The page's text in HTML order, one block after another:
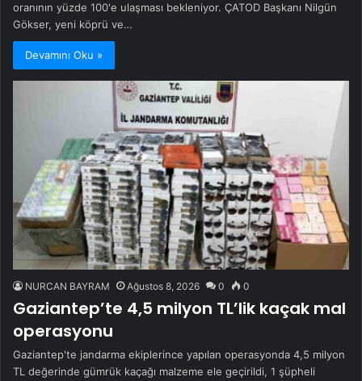
oranının yüzde 100'e ulaşması bekleniyor. ÇATOD Başkanı Nilgün
Gökser, yeni köprü ve…
Devamını Oku »
NURCAN BAYRAM Ağustos 8, 2026 0 0
Gaziantep’te 4,5 milyon TL’lik kaçak mal
operasyonu
Gaziantep'te jandarma ekiplerince yapılan operasyonda 4,5 milyon
TL değerinde gümrük kaçağı malzeme ele geçirildi, 1 şüpheli